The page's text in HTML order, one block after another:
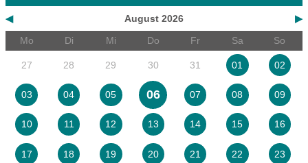
◀ ▶
August 2026
Mo
Di Mi Do Fr Sa So
27 28 29 30 31 01 02
03 04 05 06 07 08 09
10 11 12 13 14 15 16
17 18 19 20 21 22 23